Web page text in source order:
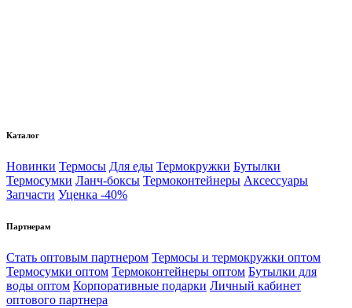
Каталог
Новинки Термосы Для еды Термокружки Бутылки
Термосумки Ланч-боксы Термоконтейнеры Аксессуары
Запчасти Уценка -40%
Партнерам
Стать оптовым партнером Термосы и термокружки оптом
Термосумки оптом Термоконтейнеры оптом Бутылки для
воды оптом Корпоративные подарки Личный кабинет
оптового партнера